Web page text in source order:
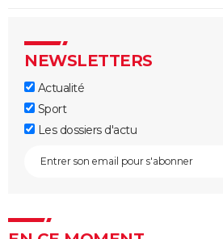
NEWSLETTERS
Actualité
Sport
Les dossiers d'actu